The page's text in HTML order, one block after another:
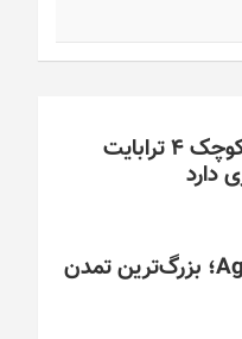
این کارت حافظه کوچک ۴ ترابایت
دارد
بازی/ Age of 2048؛ بزرگ‌ترین تمدن